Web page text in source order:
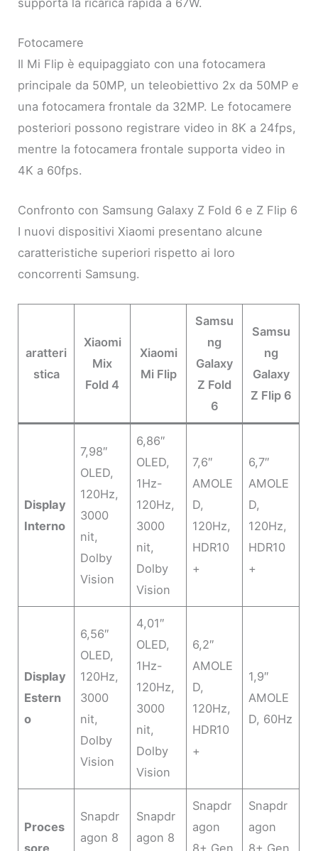
Fotocamere
Il Mi Flip è equipaggiato con una fotocamera
principale da 50MP, un teleobiettivo 2x da 50MP e
una fotocamera frontale da 32MP. Le fotocamere
posteriori possono registrare video in 8K a 24fps,
mentre la fotocamera frontale supporta video in
4K a 60fps.
Confronto con Samsung Galaxy Z Fold 6 e Z Flip 6
I nuovi dispositivi Xiaomi presentano alcune
caratteristiche superiori rispetto ai loro
concorrenti Samsung.
aratteri
stica
Xiaomi
Mix
Fold 4
Xiaomi
Mi Flip
Samsu
ng
Galaxy
Z Fold
6
Samsu
ng
Galaxy
Z Flip 6
Display
Interno
7,98″
OLED,
120Hz,
3000
nit,
Dolby
Vision
6,86″
OLED,
1Hz-
120Hz,
3000
nit,
Dolby
Vision
7,6″
AMOLE
D,
120Hz,
HDR10
+
6,7″
AMOLE
D,
120Hz,
HDR10
+
Display
Estern
o
6,56″
OLED,
120Hz,
3000
nit,
Dolby
Vision
4,01″
OLED,
1Hz-
120Hz,
3000
nit,
Dolby
Vision
6,2″
AMOLE
D,
120Hz,
HDR10
+
1,9″
AMOLE
D, 60Hz
Proces
sore
Snapdr
agon 8
Snapdr
agon 8
Snapdr
agon
8+ Gen
Snapdr
agon
8+ Gen